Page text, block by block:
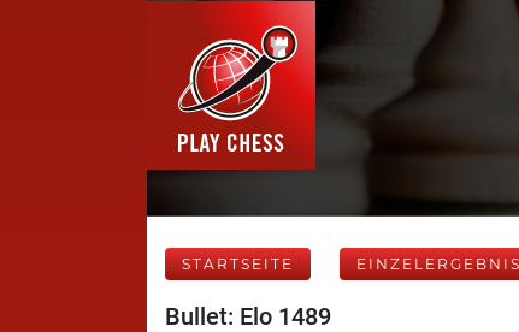
STARTSEITE
Bullet: Elo 1489